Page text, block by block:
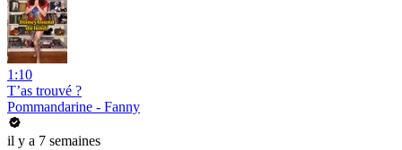
1:10
T’as trouvé ?
Pommandarine - Fanny
il y a 7 semaines